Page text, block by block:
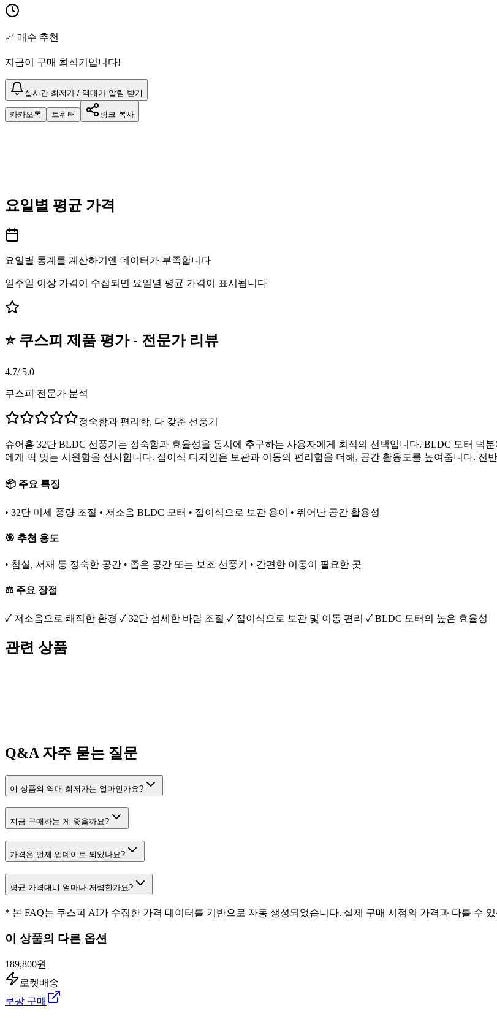
📈 매수 추천
지금이 구매 최적기입니다!
실시간 최저가 / 역대가 알림 받기
카카오톡 트위터 링크 복사
요일별 평균 가격
요일별 통계를 계산하기엔 데이터가 부족합니다
일주일 이상 가격이 수집되면 요일별 평균 가격이 표시됩니다
⭐ 쿠스피 제품 평가 - 전문가 리뷰
4.7/ 5.0
쿠스피 전문가 분석
정숙함과 편리함, 다 갖춘 선풍기
슈어홈 32단 BLDC 선풍기는 정숙함과 효율성을 동시에 추구하는 사용자에게 최적의 선택입니다. BLDC 모터 덕
에게 딱 맞는 시원함을 선사합니다. 접이식 디자인은 보관과 이동의 편리함을 더해, 공간 활용도를 높여줍니다. 전
📦 주요 특징
• 32단 미세 풍량 조절 • 저소음 BLDC 모터 • 접이식으로 보관 용이 • 뛰어난 공간 활용성
🎯 추천 용도
• 침실, 서재 등 정숙한 공간 • 좁은 공간 또는 보조 선풍기 • 간편한 이동이 필요한 곳
⚖️ 주요 장점
✓ 저소음으로 쾌적한 환경 ✓ 32단 섬세한 바람 조절 ✓ 접이식으로 보관 및 이동 편리 ✓ BLDC 모터의 높은 효율성
관련 상품
Q&A 자주 묻는 질문
이 상품의 역대 최저가는 얼마인가요?
지금 구매하는 게 좋을까요?
가격은 언제 업데이트 되었나요?
평균 가격대비 얼마나 저렴한가요?
* 본 FAQ는 쿠스피 AI가 수집한 가격 데이터를 기반으로 자동 생성되었습니다. 실제 구매 시점의 가격과 다를 수
이 상품의 다른 옵션
189,800원
로켓배송
쿠팡 구매